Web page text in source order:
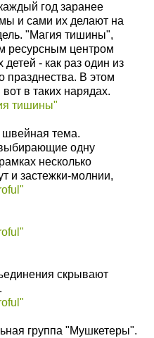
год заранее
и сами их делают на
"Магия тишины",
ресурсным центром
детей - как раз один из
празднества. В этом
в таких нарядах.
тема.
одну
несколько
и застежки-молнии,
скрывают
группа "Мушкетеры".